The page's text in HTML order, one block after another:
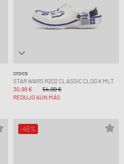
crocs
STAR WARS R2D2 CLASSIC CLOG K MLT
30,99 €
54,99 €
REDUJO AÚN MÁS
-45%